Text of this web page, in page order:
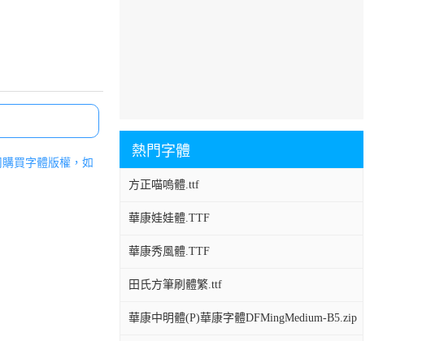
熱門字體
方正喵嗚體.ttf
華康娃娃體.TTF
華康秀風體.TTF
田氏方筆刷體繁.ttf
華康中明體(P)華康字體DFMingMedium-B5.zip
買字體版權，如